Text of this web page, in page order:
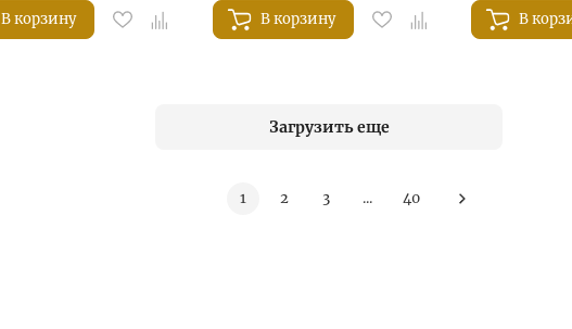
В корзину В корзину В
Загрузить еще
1 2 3 ... 40